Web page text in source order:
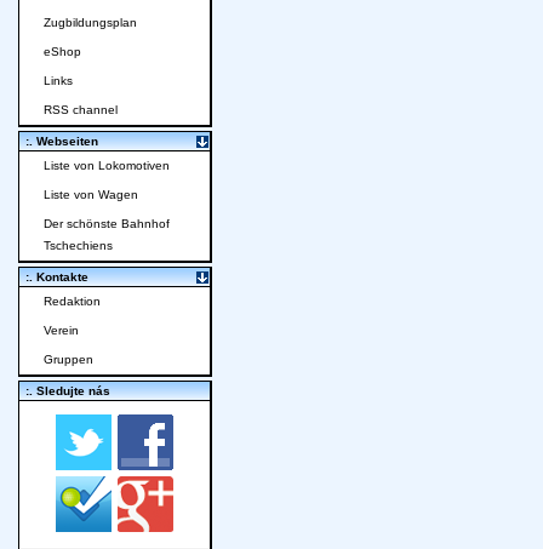
Zugbildungsplan
eShop
Links
RSS channel
:. Webseiten
Liste von Lokomotiven
Liste von Wagen
Der schönste Bahnhof
Tschechiens
:. Kontakte
Redaktion
Verein
Gruppen
:. Sledujte nás